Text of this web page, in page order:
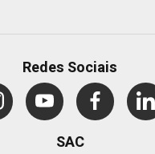
Redes Sociais
SAC